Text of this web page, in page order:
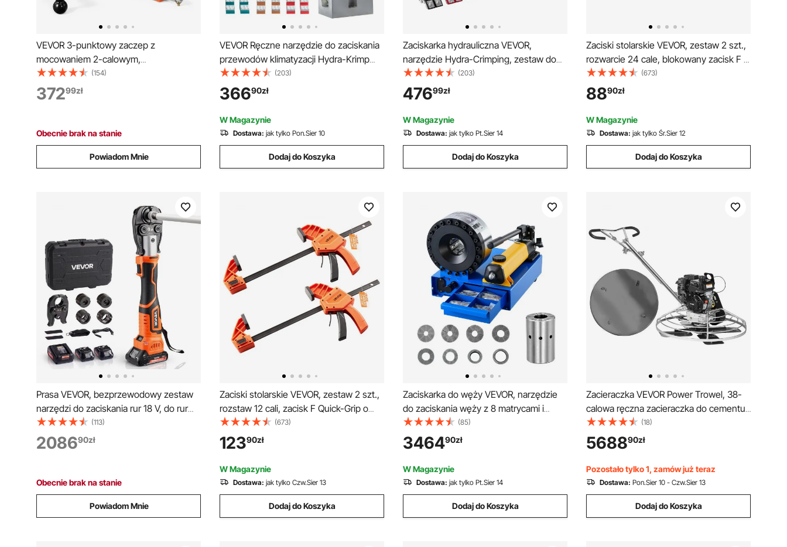
VEVOR 3-punktowy zaczep z
mocowaniem 2-calowym,
szybkozłączny trzypunktowy zaczep z 3
zaczepami kulowymi, adapter dyszla
ciągnika dla kategorii 1, pasuje do
(154)
37299zł
Obecnie brak na stanie
Powiadom Mnie
VEVOR Ręczne narzędzie do zaciskania
przewodów klimatyzacji Hydra-Krimp
71550 Zestaw do ręcznego zaciskania
przewodów klimatyzacji Naprawa
klimatyzacji Ręczne narzędzie do
zaciskania przewodów klimatyzacji z 4
matrycami
(203)
36690zł
W Magazynie
Dostawa: jak tylko Pon.Sier 10
Dodaj do Koszyka
Zaciskarka hydrauliczna VEVOR,
narzędzie Hydra-Crimping, zestaw do
zaciskania przewodów klimatyzacji z 7
wkładkami zatrzaskowymi, narzędzie do
zaciskania przewodów do napraw
samochodowych i klimatyzacji – w
zestawie etui
(203)
47699zł
W Magazynie
Dostawa: jak tylko Pt.Sier 14
Dodaj do Koszyka
Zaciski stolarskie VEVOR, zestaw 2 szt.,
rozwarcie 24 cale, blokowany zacisk F o
udźwigu 600 funtów, głębokość 2,5
cala, żeliwo i stal węglowa, łatwe w
użyciu, obróbka metali
(673)
8890zł
W Magazynie
Dostawa: jak tylko Śr.Sier 12
Dodaj do Koszyka
Prasa VEVOR, bezprzewodowy zestaw
narzędzi do zaciskania rur 18 V, do rur
PEX i aluminiowo-plastikowych – ze
szczękami zaciskowymi TH16, TH20,
TH26 i TH32, 2 akumulatory 2 Ah,
(113)
208690zł
Obecnie brak na stanie
Powiadom Mnie
Zaciski stolarskie VEVOR, zestaw 2 szt.,
rozstaw 12 cali, zacisk F Quick-Grip o
udźwigu 330 funtów, głębokość 3,3
cala, plastik i stal węglowa, obróbka
metali, kolor pomarańczowy i czarny
(673)
12390zł
W Magazynie
Dostawa: jak tylko Czw.Sier 13
Dodaj do Koszyka
Zaciskarka do węży VEVOR, narzędzie
do zaciskania węży z 8 matrycami i
zakresem zaciskania od 6 do 28 mm, do
przewodów olejowych niskiego i
wysokiego ciśnienia, przewodów
gazowych/wodnych/klimatyzacyjnych i
połączeń kablowych
(85)
346490zł
W Magazynie
Dostawa: jak tylko Pt.Sier 14
Dodaj do Koszyka
Zacieraczka VEVOR Power Trowel, 38-
calowa ręczna zacieraczka do cementu
z wygładzarką, 6-konna, zasilana
gazem, wygładzająca powierzchnia
betonowa, wytrzymała komercyjna
zacieraczka do betonu z wygładzającą
krawędzią, pomarańczowa
(18)
568890zł
Pozostało tylko 1, zamów już teraz
Dostawa: Pon.Sier 10 - Czw.Sier 13
Dodaj do Koszyka